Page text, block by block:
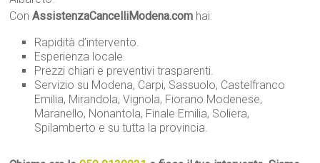
ConAssistenzaCancelliModena.com hai:
Rapidità d’intervento.
Esperienza locale.
Prezzi chiari e preventivi trasparenti.
Servizio su Modena, Carpi, Sassuolo, Castelfranco
Emilia, Mirandola, Vignola, Fiorano Modenese,
Maranello, Nonantola, Finale Emilia, Soliera,
Spilamberto e su tutta la provincia.